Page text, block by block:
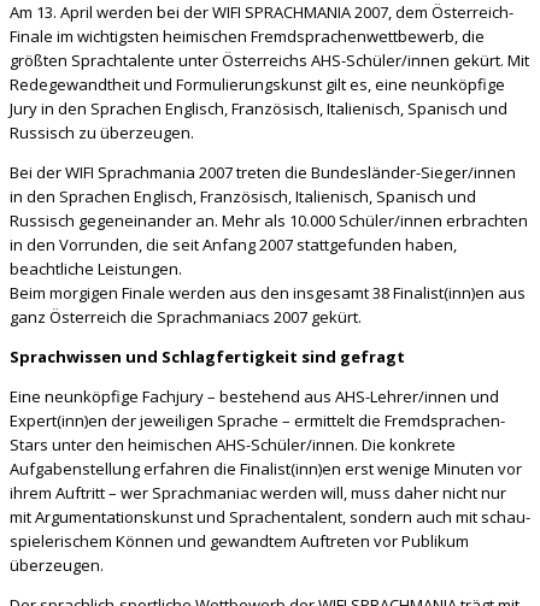
Am 13. April werden bei der WIFI SPRACHMANIA 2007, dem Österreich-
Finale im wichtigsten heimischen Fremdsprachenwettbewerb, die
größten Sprachtalente unter Österreichs AHS-Schüler­/innen gekürt. Mit
Redegewandtheit und Formulierungskunst gilt es, eine neunköpfige
Jury in den Sprachen Englisch, Französisch, Italienisch, Spanisch und
Russisch zu überzeugen.
Bei der WIFI Sprachmania 2007 treten die Bundesländer-Sieger­/innen
in den Sprachen Englisch, Französisch, Italienisch, Spanisch und
Russisch gegenein­ander an. Mehr als 10.000 Schüler­/innen erbrachten
in den Vorrunden, die seit Anfang 2007 stattgefunden haben,
beachtliche Leistungen.
Beim morgigen Finale werden aus den insgesamt 38 Finalist(inn)en aus
ganz Österreich die Sprachmaniacs 2007 gekürt.
Sprachwissen und Schlagfertigkeit sind gefragt
Eine neunköpfige Fachjury – bestehend aus AHS-Lehrer/innen und
Expert(inn)en der jeweiligen Sprache – ermittelt die Fremdsprachen-
Stars unter den heimischen AHS-Schüler/innen. Die konkrete
Aufgabenstellung erfahren die Finalist(inn)en erst wenige Minuten vor
ihrem Auftritt – wer Sprachmaniac werden will, muss daher nicht nur
mit Argu­men­tationskunst und Sprachentalent, sondern auch mit schau­
spielerischem Können und gewandtem Auftreten vor Publikum
überzeugen.